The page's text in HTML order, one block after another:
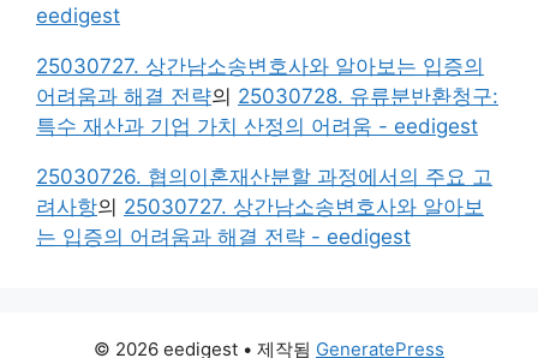
eedigest
25030727. 상간남소송변호사와 알아보는 입증의
어려움과 해결 전략의 25030728. 유류분반환청구:
특수 재산과 기업 가치 산정의 어려움 - eedigest
25030726. 협의이혼재산분할 과정에서의 주요 고
려사항의 25030727. 상간남소송변호사와 알아보
는 입증의 어려움과 해결 전략 - eedigest
© 2026 eedigest • 제작됨 GeneratePress